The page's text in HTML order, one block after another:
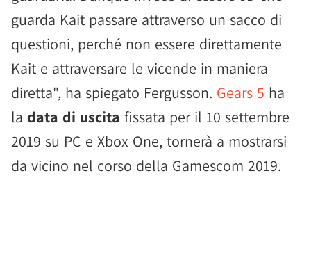
guarda Kait passare attraverso un sacco di
questioni, perché non essere direttamente
Kait e attraversare le vicende in maniera
diretta", ha spiegato Fergusson. Gears 5 ha
la data di uscita fissata per il 10 settembre
2019 su PC e Xbox One, tornerà a mostrarsi
da vicino nel corso della Gamescom 2019.